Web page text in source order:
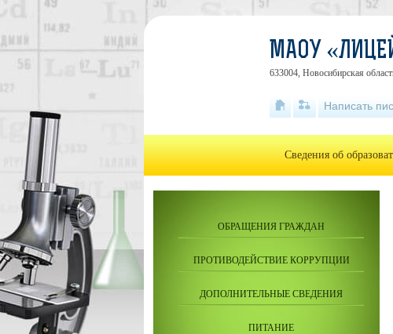
ОБРАЩЕНИЯ ГРАЖДАН
ПРОТИВОДЕЙСТВИЕ КОРРУПЦИИ
ДОПОЛНИТЕЛЬНЫЕ СВЕДЕНИЯ
ПИТАНИЕ
МАОУ
633004, Новосибирская
Написать
Сведения об